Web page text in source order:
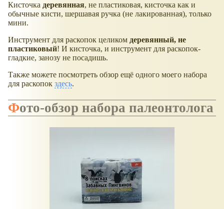
Кисточка деревянная, не пластиковая, кисточка как и
обычные кисти, шершавая ручка (не лакированная), только
мини.
Инструмент для раскопок целиком деревянный, не
пластиковый! И кисточка, и инструмент для раскопок-
гладкие, занозу не посадишь.
Также можете посмотреть обзор ещё одного моего набора
для раскопок здесь.
Фото-обзор набора палеонтолога